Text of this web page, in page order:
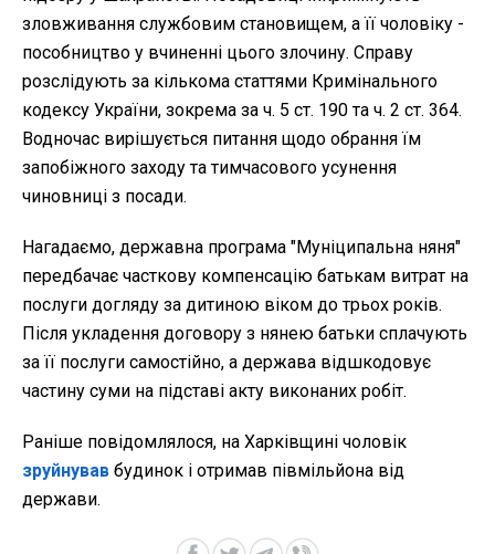
зловживання службовим становищем, а її чоловіку -
пособництво у вчиненні цього злочину. Справу
розслідують за кількома статтями Кримінального
кодексу України, зокрема за ч. 5 ст. 190 та ч. 2 ст. 364.
Водночас вирішується питання щодо обрання їм
запобіжного заходу та тимчасового усунення
чиновниці з посади.
Нагадаємо, державна програма "Муніципальна няня"
передбачає часткову компенсацію батькам витрат на
послуги догляду за дитиною віком до трьох років.
Після укладення договору з нянею батьки сплачують
за її послуги самостійно, а держава відшкодовує
частину суми на підставі акту виконаних робіт.
Раніше повідомлялося, на Харківщині чоловік
зруйнував будинок і отримав півмільйона від
держави.